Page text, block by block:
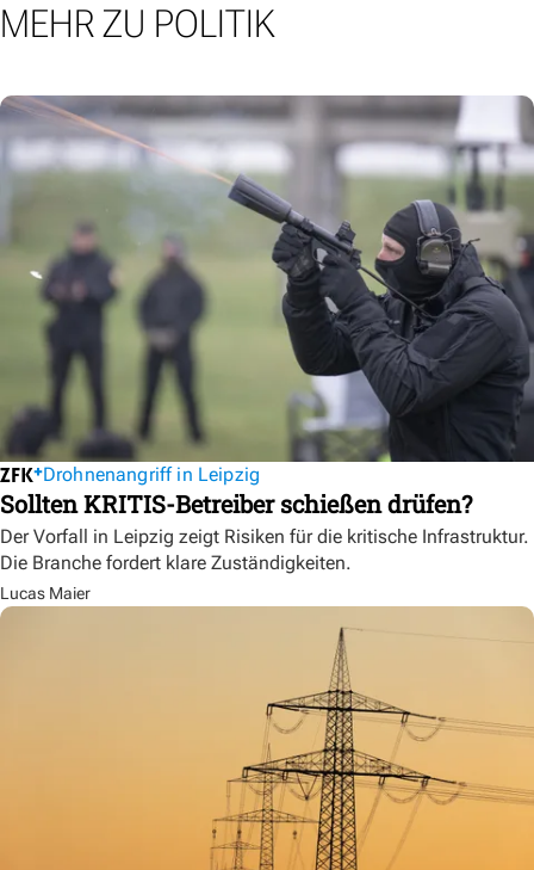
MEHR ZU POLITIK
Drohnenangriff in Leipzig
Sollten KRITIS-Betreiber schießen drüfen?
Der Vorfall in Leipzig zeigt Risiken für die kritische Infrastruktur.
Die Branche fordert klare Zuständigkeiten.
Lucas Maier